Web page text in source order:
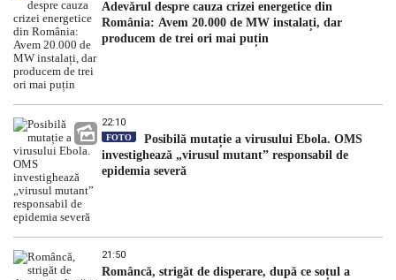
Adevărul despre cauza crizei energetice din
România: Avem 20.000 de MW instalați, dar
producem de trei ori mai puțin
22:10
FOTO
Posibilă mutație a virusului Ebola. OMS
investighează „virusul mutant” responsabil de
epidemia severă
21:50
Româncă, strigăt de disperare, după ce soțul a